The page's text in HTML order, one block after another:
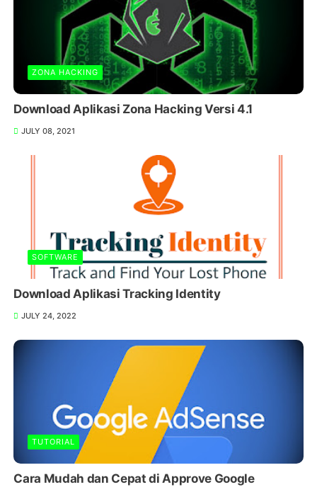
ZONA HACKING
Download Aplikasi Zona Hacking Versi 4.1
JULY 08, 2021
SOFTWARE
Download Aplikasi Tracking Identity
JULY 24, 2022
TUTORIAL
Cara Mudah dan Cepat di Approve Google